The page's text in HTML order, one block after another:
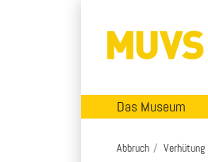
Das Museum
Abbruch Verhütung